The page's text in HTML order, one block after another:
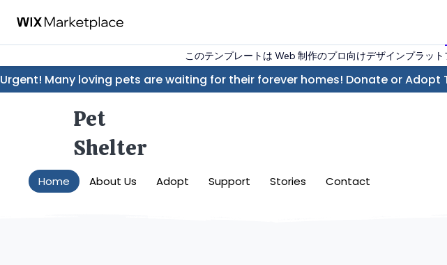
このテンプレートは Web 制作のプロ向けデザインプラッ